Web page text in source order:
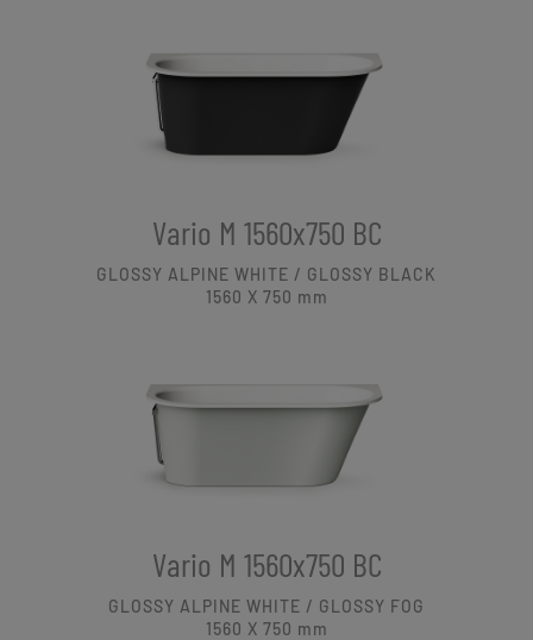
Vario M 1560x750 BC
GLOSSY ALPINE WHITE / GLOSSY BLACK
1560 X 750 mm
Vario M 1560x750 BC
GLOSSY ALPINE WHITE / GLOSSY FOG
1560 X 750 mm